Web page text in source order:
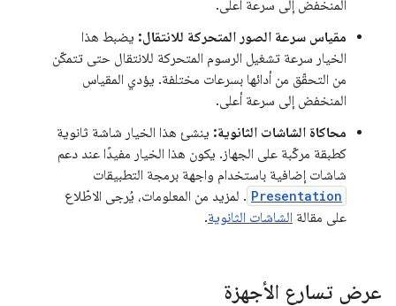
المنخفض إلى سرعة أعلى.
مقياس سرعة الصور المتحركة للانتقال: يضبط هذا
الخيار سرعة تشغيل الرسوم المتحركة للانتقال حتى تتمكّن
من التحقّق من أدائها بسرعات مختلفة. يؤدي المقياس
المنخفض إلى سرعة أعلى.
محاكاة الشاشات الثانوية: ينشئ هذا الخيار شاشة ثانوية
كطبقة مركّبة على الجهاز. يكون هذا الخيار مفيدًا عند دعم
شاشات إضافية باستخدام واجهة برمجة التطبيقات
Presentation . لمزيد من المعلومات، يُرجى الاطّلاع
على مقالة الشاشات الثانوية.
عرض تسارع الأجهزة